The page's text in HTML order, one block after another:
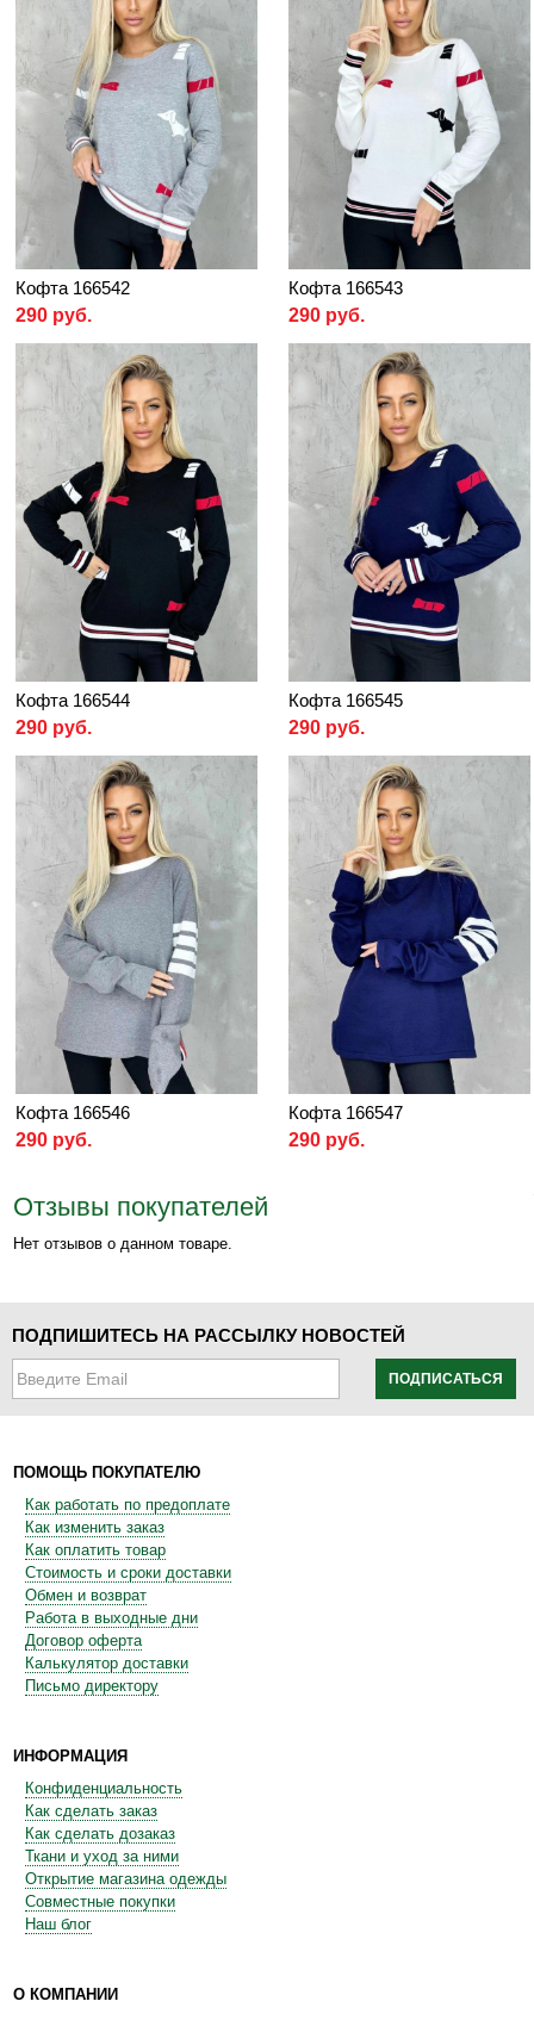
Кофта 166542
290 руб.
Кофта 166543
290 руб.
Кофта 166544
290 руб.
Кофта 166545
290 руб.
Кофта 166546
290 руб.
Кофта 166547
290 руб.
Отзывы покупателей
Нет отзывов о данном товаре.
ПОДПИШИТЕСЬ НА РАССЫЛКУ НОВОСТЕЙ
ПОДПИСАТЬСЯ
ПОМОЩЬ ПОКУПАТЕЛЮ
Как работать по предоплате
Как изменить заказ
Как оплатить товар
Стоимость и сроки доставки
Обмен и возврат
Работа в выходные дни
Договор оферта
Калькулятор доставки
Письмо директору
ИНФОРМАЦИЯ
Конфиденциальность
Как сделать заказ
Как сделать дозаказ
Ткани и уход за ними
Открытие магазина одежды
Совместные покупки
Наш блог
О КОМПАНИИ